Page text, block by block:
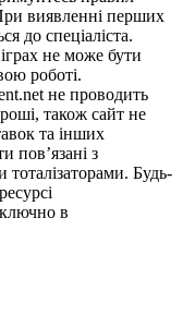
виявленні перших
до спеціаліста.
не може бути
роботі.
не проводить
також сайт не
та інших
пов’язані з
Будь-
в